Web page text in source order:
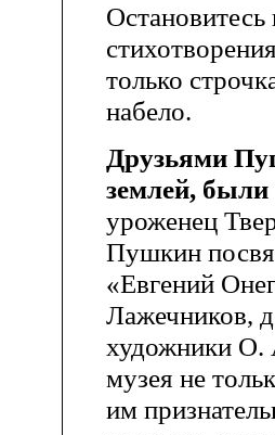
только
набело.
Друзьями
землей,
уроженец
Пушкин
«Евгений
Лажечников,
художники О.
музея не
им